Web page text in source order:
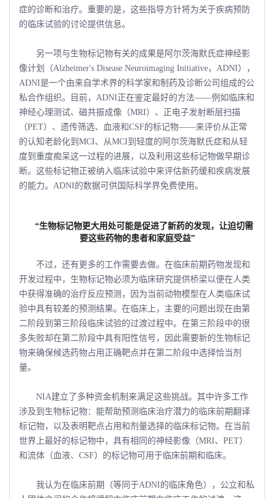
症的诊断和治疗。重要的是，这些指导方针将为关于疾病预防
的临床试验的讨论提供信息。
另一项与生物标记物有关的成果是阿尔茨海默氏症神经影
像计划（Alzheimer's Disease Neuroimaging Initiative，ADNI），
ADNI是一个由来自学术界的科学家和制药及诊断公司组成的公
私合作组织。目前，ADNI正在鉴定最好的方法――例如临床和
神经心理测试、磁共振成像（MRI）、正电子发射断层扫描
（PET）、遗传筛选、血液和CSF的标记物――来评价从正常
的认知老龄化到MCI、从MCI到轻度的阿尔茨海默氏症和从轻
度到重度痴呆这一过程的进展，以及利用这些标记物做早期诊
断。这些标记物正被纳入临床试验中来评估新药缓和疾病发展
的能力。ADNI的数据可供国际科学界免费使用。
“生物标记物更大用处可能是促进了新药的发现，让迫切需
要这些药物的患者和家庭受益”
不过，还有更多的工作需要去做。在临床前期药物发现和
开发过程中，生物标记物必须为临床研究提供桥梁以便在人类
中获得准确的治疗反应预测，因为当前动物模型在人类临床试
验中具有较差的预测结果。在临床上，主要的问题出现在由第
二阶段到第三阶段临床试验的过渡过程中。在第三阶段中的很
多失败却在第二阶段中具有阳性信号，因此需要新的生物标记
物来确保候选药物占用正确靶点并在第二阶段中选择恰当剂
量。
NIA建立了多种资金机制来满足这些挑战。其中许多工作
涉及到生物标记物：能帮助预测临床治疗潜力的临床前期翻译
标记物，以及表明靶点占用和剂量选择的临床标记物。在当前
世界上最好的标记物中，具有相同的神经影像（MRI、PET）
和流体（血液、CSF）的标记物可用于临床前期和临床。
我认为在临床前期（等同于ADNI的临床角色），公立和私